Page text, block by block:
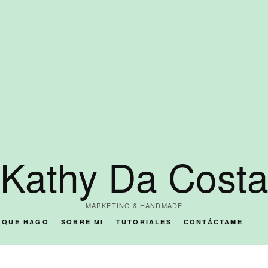
Kathy Da Costa
MARKETING & HANDMADE
HAGO SOBRE MI TUTORIALES CONTÁCTAME